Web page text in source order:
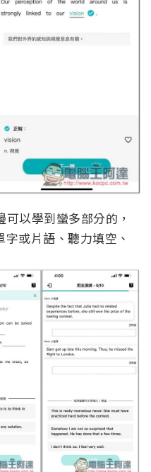
以學到蠻多部分的，
或片語、聽力填空、